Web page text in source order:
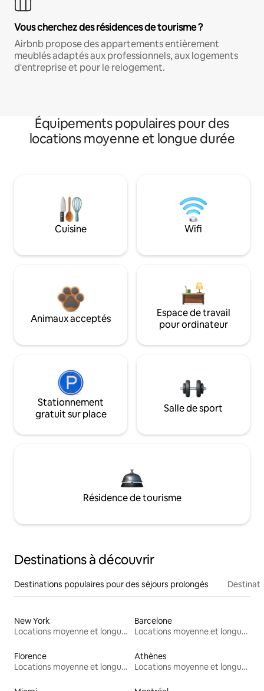
Vous cherchez des résidences de tourisme ?
Airbnb propose des appartements entièrement
meublés adaptés aux professionnels, aux logements
d'entreprise et pour le relogement.
Équipements populaires pour des
locations moyenne et longue durée
Cuisine Wifi
Animaux acceptés
Espace de travail
pour ordinateur
Stationnement
gratuit sur place
Salle de sport
Résidence de tourisme
Destinations à découvrir
Destinations populaires pour des séjours prolongés
New York
Locations moyenne et longue durée
Barcelone
Locations moyenne et longue durée
Florence
Locations moyenne et longue durée
Athènes
Locations moyenne et longue durée